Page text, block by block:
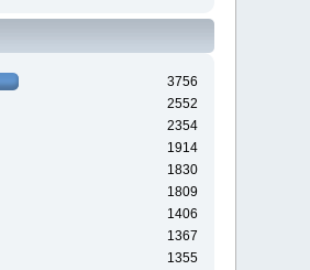
3756
2552
2354
1914
1830
1809
1406
1367
1355